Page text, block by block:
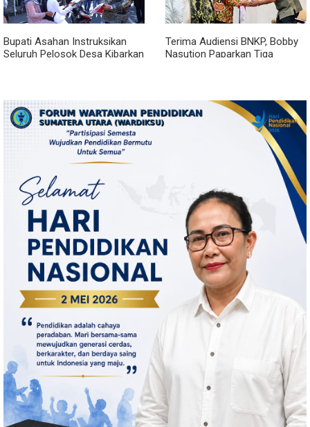
Bupati Asahan Instruksikan
Seluruh Pelosok Desa Kibarkan
Terima Audiensi BNKP, Bobby
Nasution Paparkan Tiga